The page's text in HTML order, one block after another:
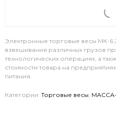
Электронные торговые весы МК-
взвешивания различных грузов
технологических операциях, а
стоимости товара на
питания.
Категории: Торговые весы,